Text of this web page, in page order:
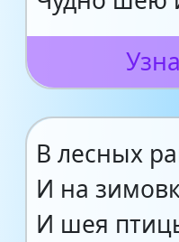
В лесных
И на
И шея